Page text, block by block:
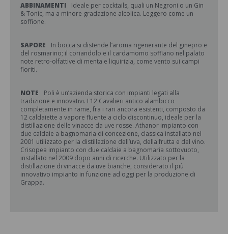
ABBINAMENTI
Ideale per cocktails, quali un Negroni o un Gin
& Tonic, ma a minore gradazione alcolica. Leggero come un
soffione.
SAPORE
In bocca si distende l’aroma rigenerante del ginepro e
del rosmarino; il coriandolo e il cardamomo soffiano nel palato
note retro-olfattive di menta e liquirizia, come vento sui campi
fioriti.
NOTE
Poli è un’azienda storica con impianti legati alla
tradizione e innovativi. I 12 Cavalieri antico alambicco
completamente in rame, fra i rari ancora esistenti, composto da
12 caldaiette a vapore fluente a ciclo discontinuo, ideale per la
distillazione delle vinacce da uve rosse. Athanor impianto con
due caldaie a bagnomaria di concezione, classica installato nel
2001 utilizzato per la distillazione dell’uva, della frutta e del vino.
Crisopea impianto con due caldaie a bagnomaria sottovuoto,
installato nel 2009 dopo anni di ricerche. Utilizzato per la
distillazione di vinacce da uve bianche, considerato il più
innovativo impianto in funzione ad oggi per la produzione di
Grappa.